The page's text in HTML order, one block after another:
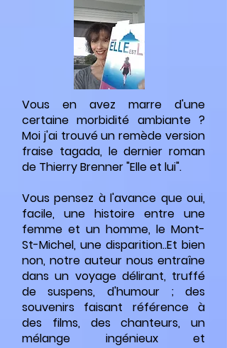
Vous en avez marre d'une
certaine morbidité ambiante ?
Moi j'ai trouvé un remède version
fraise tagada, le dernier roman
de Thierry Brenner "Elle et lui".
Vous pensez à l'avance que oui,
facile, une histoire entre une
femme et un homme, le Mont-
St-Michel, une disparition..Et bien
non, notre auteur nous entraîne
dans un voyage délirant, truffé
de suspens, d'humour ; des
souvenirs faisant référence à
des films, des chanteurs, un
mélange ingénieux et